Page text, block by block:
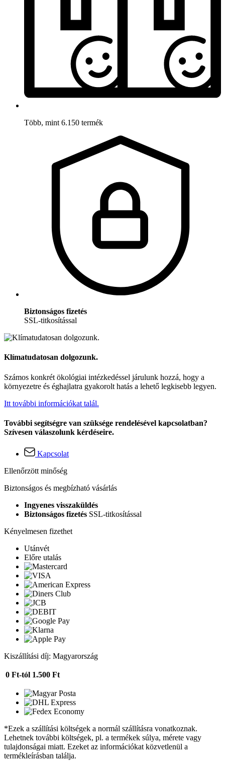
Több, mint 6.150 termék
Biztonságos fizetés
SSL-titkosítással
Klímatudatosan dolgozunk.
Számos konkrét ökológiai intézkedéssel járulunk hozzá, hogy a
környezetre és éghajlatra gyakorolt hatás a lehető legkisebb legyen.
Itt további információkat talál.
További segítségre van szüksége rendelésével kapcsolatban?
Szívesen válaszolunk kérdéseire.
Kapcsolat
Ellenőrzött minőség
Biztonságos és megbízható vásárlás
Ingyenes visszaküldés
Biztonságos fizetés SSL-titkosítással
Kényelmesen fizethet
Utánvét
Előre utalás
Kiszállítási díj: Magyarország
0 Ft-tól 1.500 Ft
*Ezek a szállítási költségek a normál szállításra vonatkoznak.
Lehetnek további költségek, pl. a termékek súlya, mérete vagy
tulajdonságai miatt. Ezeket az információkat közvetlenül a
termékleírásban találja.